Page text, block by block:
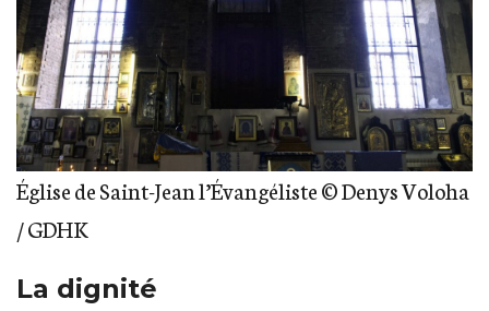
Église de Saint-Jean l’Évangéliste © Denys Voloha
/ GDHK
La dignité